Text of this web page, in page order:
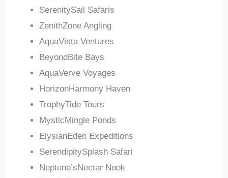
SerenitySail Safaris
ZenithZone Angling
AquaVista Ventures
BeyondBite Bays
AquaVerve Voyages
HorizonHarmony Haven
TrophyTide Tours
MysticMingle Ponds
ElysianEden Expeditions
SerendipitySplash Safari
Neptune’sNectar Nook